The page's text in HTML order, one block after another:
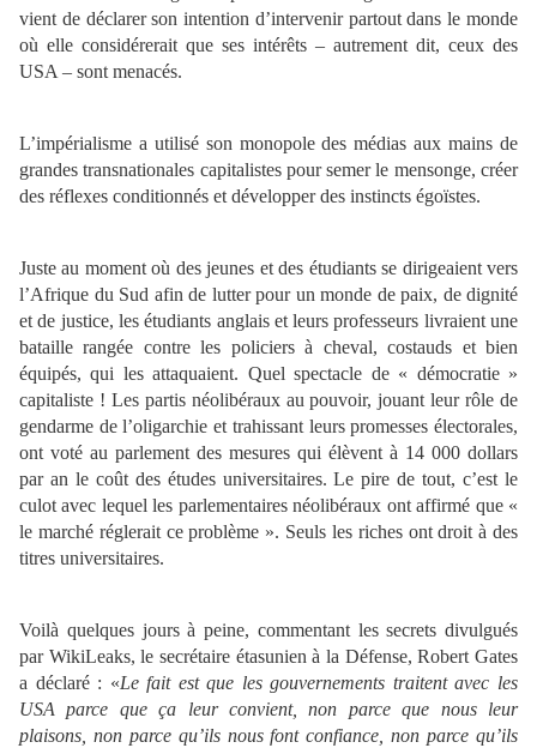
vient de déclarer son intention d’intervenir partout dans le monde
où elle considérerait que ses intérêts – autrement dit, ceux des
USA – sont menacés.
L’impérialisme a utilisé son monopole des médias aux mains de
grandes transnationales capitalistes pour semer le mensonge, créer
des réflexes conditionnés et développer des instincts égoïstes.
Juste au moment où des jeunes et des étudiants se dirigeaient vers
l’Afrique du Sud afin de lutter pour un monde de paix, de dignité
et de justice, les étudiants anglais et leurs professeurs livraient une
bataille rangée contre les policiers à cheval, costauds et bien
équipés, qui les attaquaient. Quel spectacle de « démocratie »
capitaliste ! Les partis néolibéraux au pouvoir, jouant leur rôle de
gendarme de l’oligarchie et trahissant leurs promesses électorales,
ont voté au parlement des mesures qui élèvent à 14 000 dollars
par an le coût des études universitaires. Le pire de tout, c’est le
culot avec lequel les parlementaires néolibéraux ont affirmé que «
le marché réglerait ce problème ». Seuls les riches ont droit à des
titres universitaires.
Voilà quelques jours à peine, commentant les secrets divulgués
par WikiLeaks, le secrétaire étasunien à la Défense, Robert Gates
a déclaré : «Le fait est que les gouvernements traitent avec les
USA parce que ça leur convient, non parce que nous leur
plaisons, non parce qu’ils nous font confiance, non parce qu’ils